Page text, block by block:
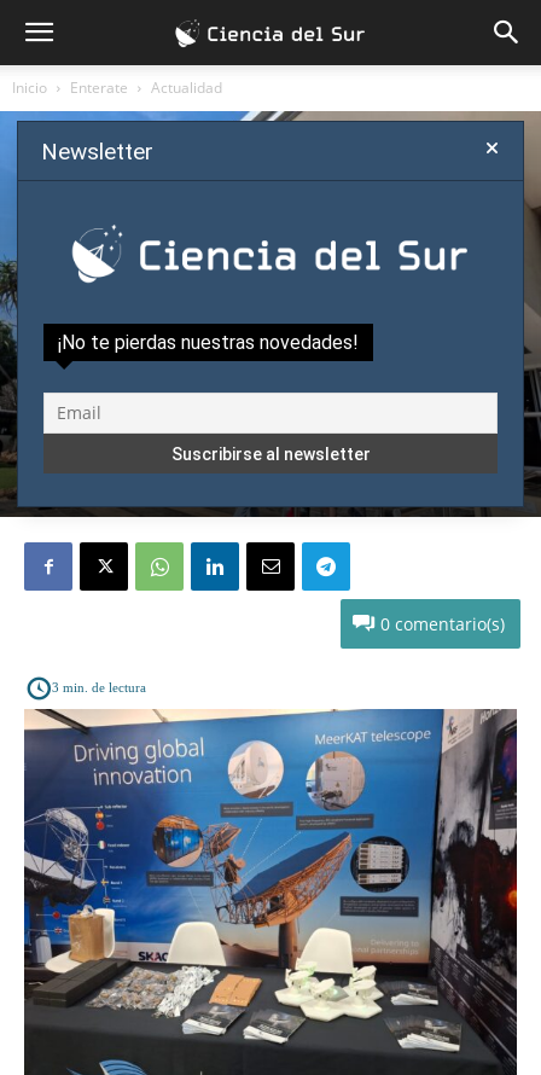
Inicio Enterate Actualidad
África respira ciencia entre sombras y
esperanzas desde Pretoria
0
3 min. de lectura
Newsletter
¡No te pierdas nuestras novedades!